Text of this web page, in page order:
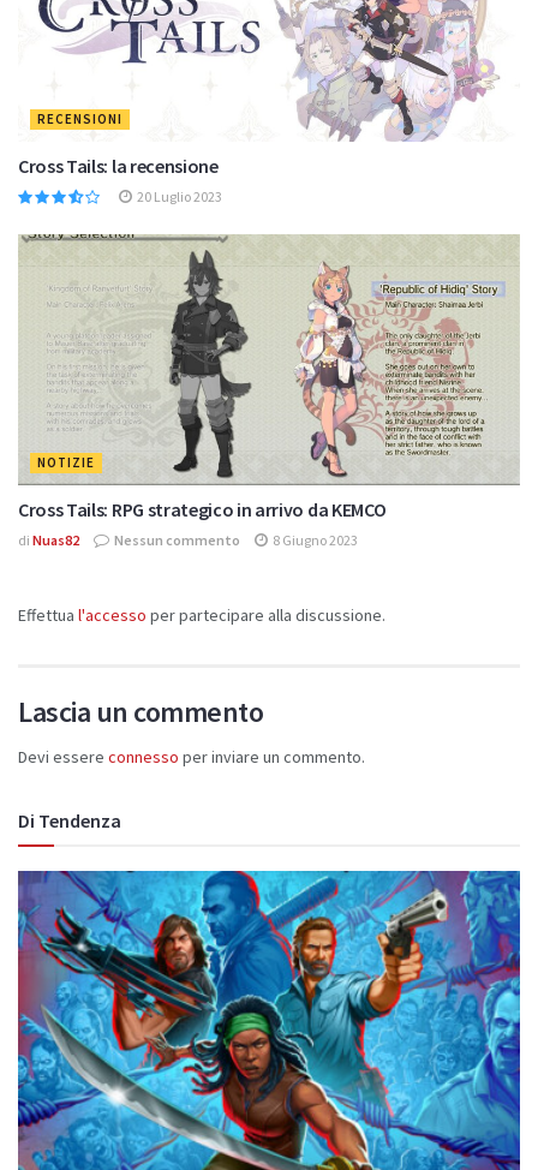
RECENSIONI
Cross Tails: la recensione
20 Luglio 2023
NOTIZIE
Cross Tails: RPG strategico in arrivo da KEMCO
di Nuas82 Nessun commento 8 Giugno 2023
Effettua l'accesso per partecipare alla discussione.
Lascia un commento
Devi essere connesso per inviare un commento.
Di Tendenza